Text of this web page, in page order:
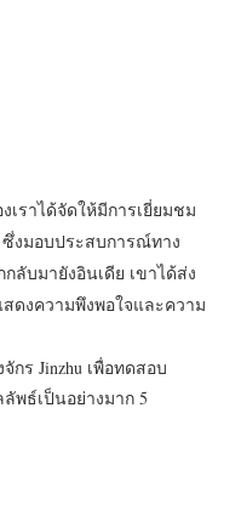
ราได้จัดให้มีการเยี่ยมชม
งมอบประสบการณ์ทาง
บมายังอินเดีย เขาได้ส่ง
ดงความพึงพอใจและความ